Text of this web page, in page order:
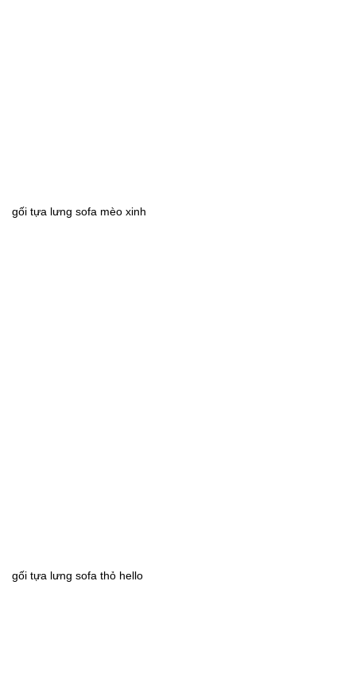
gối tựa lưng sofa mèo xinh
gối tựa lưng sofa thỏ hello